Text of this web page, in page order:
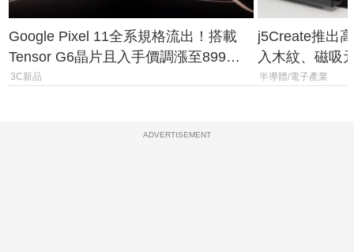
Google Pixel 11全系規格流出！搭載
Tensor G6晶片且入手價調漲至899美
元
3C新品
j5Create推出
入木紋、磁吸
半導體/電子產業
ADVERTISEMENT